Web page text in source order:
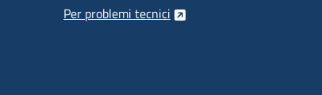
Per problemi tecnici